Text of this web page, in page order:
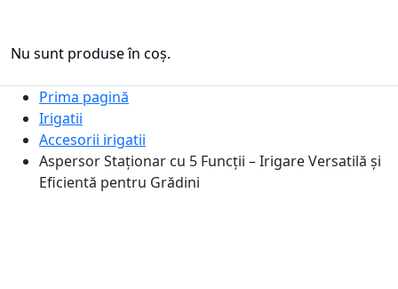
Nu sunt produse în coș.
Prima pagină
Irigatii
Accesorii irigatii
Aspersor Staționar cu 5 Funcții – Irigare Versatilă și
Eficientă pentru Grădini